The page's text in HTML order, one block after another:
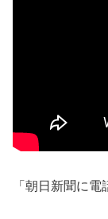
「朝日新聞に電